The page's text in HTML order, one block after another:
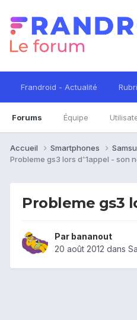
Frandroid - Actualité
Forums Équipe
Accueil Smartphones
Probleme gs3 lors d'1appel - son
Probleme gs3
Par bananout
20 août 2012 dans